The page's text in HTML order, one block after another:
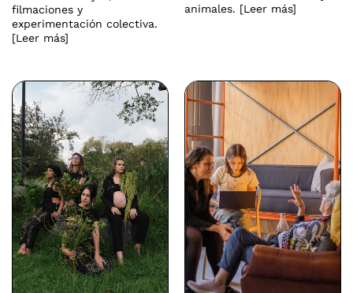
filmaciones y
experimentación colectiva.
[Leer más]
animales. [Leer más]